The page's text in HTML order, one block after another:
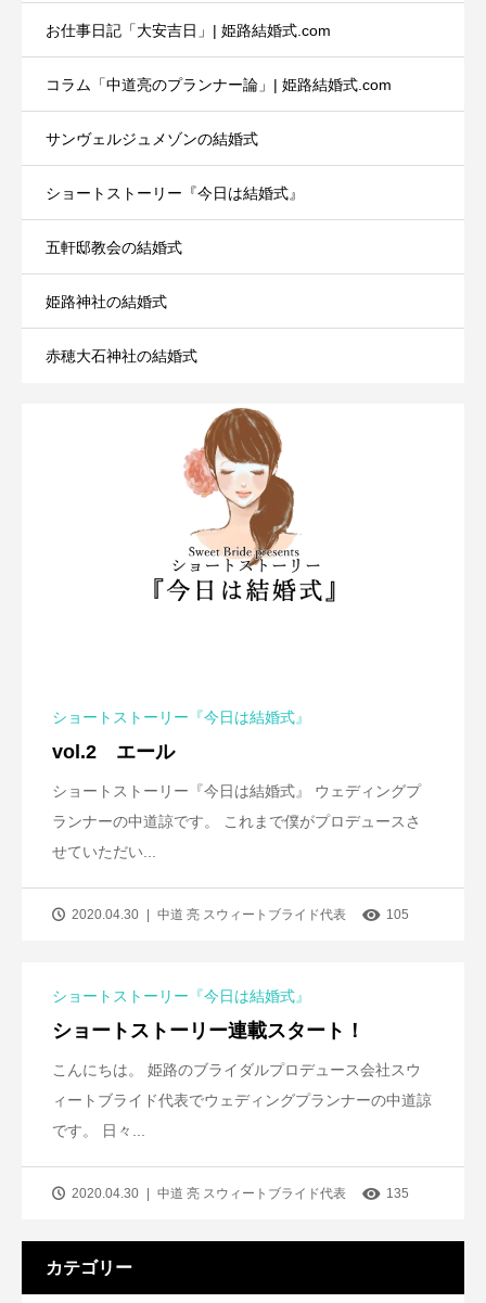
お仕事日記「大安吉日」| 姫路結婚式.com
コラム「中道亮のプランナー論」| 姫路結婚式.com
サンヴェルジュメゾンの結婚式
ショートストーリー『今日は結婚式』
五軒邸教会の結婚式
姫路神社の結婚式
赤穂大石神社の結婚式
ショートストーリー『今日は結婚式』
vol.2 エール
ショートストーリー『今日は結婚式』 ウェディングプ
ランナーの中道諒です。 これまで僕がプロデュースさ
せていただい...
2020.04.30 中道 亮 スウィートブライド代表 105
ショートストーリー『今日は結婚式』
ショートストーリー連載スタート！
こんにちは。 姫路のブライダルプロデュース会社スウ
ィートブライド代表でウェディングプランナーの中道諒
です。 日々...
2020.04.30 中道 亮 スウィートブライド代表 135
カテゴリー